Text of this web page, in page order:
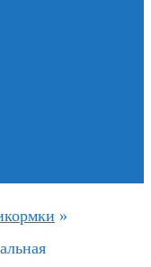
»